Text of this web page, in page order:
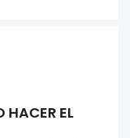
HACER EL